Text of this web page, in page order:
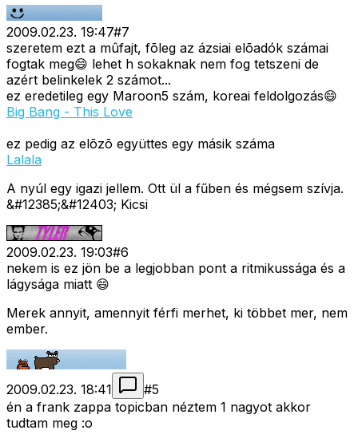
2009.02.23. 19:47#7
szeretem ezt a mûfajt, fõleg az ázsiai elõadók számai
fogtak meg😄 lehet h sokaknak nem fog tetszeni de
azért belinkelek 2 számot...
ez eredetileg egy Maroon5 szám, koreai feldolgozás😄
Big Bang - This Love
ez pedig az elõzõ együttes egy másik száma
Lalala
A nyúl egy igazi jellem. Ott ül a fűben és mégsem szívja.
&#12385;&#12403; Kicsi
2009.02.23. 19:03#6
nekem is ez jön be a legjobban pont a ritmikussága és a
lágysága miatt 😄
Merek annyit, amennyit férfi merhet, ki többet mer, nem
ember.
2009.02.23. 18:41 #5
én a frank zappa topicban néztem 1 nagyot akkor
tudtam meg :o